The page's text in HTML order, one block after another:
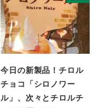
今日の新製品！チロル
チョコ「シロノワー
ル」、次々とチロルチ